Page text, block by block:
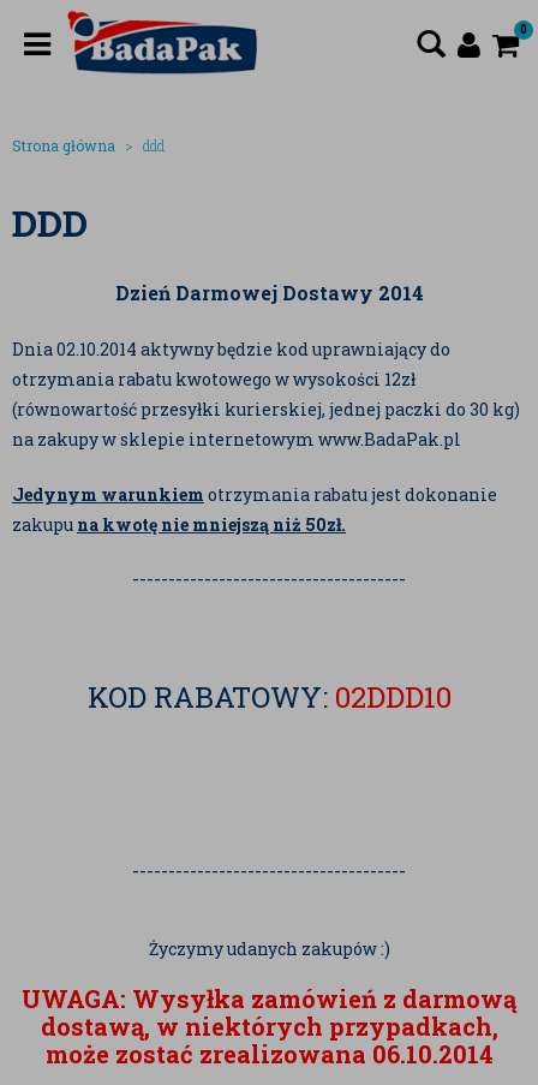
0
Strona główna ddd
DDD
Dzień Darmowej Dostawy 2014
Dnia 02.10.2014 aktywny będzie kod uprawniający do
otrzymania rabatu kwotowego w wysokości 12zł
(równowartość przesyłki kurierskiej, jednej paczki do 30 kg)
na zakupy w sklepie internetowym www.BadaPak.pl
Jedynym warunkiem otrzymania rabatu jest dokonanie
zakupu na kwotę nie mniejszą niż 50zł.
--------------------------------------
KOD RABATOWY: 02DDD10
--------------------------------------
Życzymy udanych zakupów :)
UWAGA: Wysyłka zamówień z darmową
dostawą, w niektórych przypadkach,
może zostać zrealizowana 06.10.2014